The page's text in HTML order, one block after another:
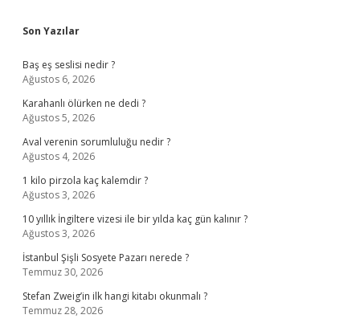
Sidebar
Son Yazılar
Baş eş seslisi nedir ?
Ağustos 6, 2026
Karahanlı ölürken ne dedi ?
Ağustos 5, 2026
Aval verenin sorumluluğu nedir ?
Ağustos 4, 2026
1 kilo pirzola kaç kalemdir ?
Ağustos 3, 2026
10 yıllık İngiltere vizesi ile bir yılda kaç gün kalınır ?
Ağustos 3, 2026
İstanbul Şişli Sosyete Pazarı nerede ?
Temmuz 30, 2026
Stefan Zweig’in ilk hangi kitabı okunmalı ?
Temmuz 28, 2026